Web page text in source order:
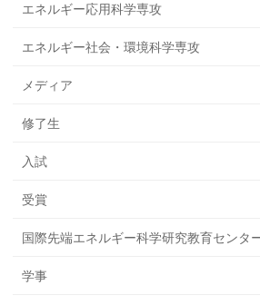
エネルギー応用科学専攻
エネルギー社会・環境科学専攻
メディア
修了生
入試
受賞
国際先端エネルギー科学研究教育センタ
学事